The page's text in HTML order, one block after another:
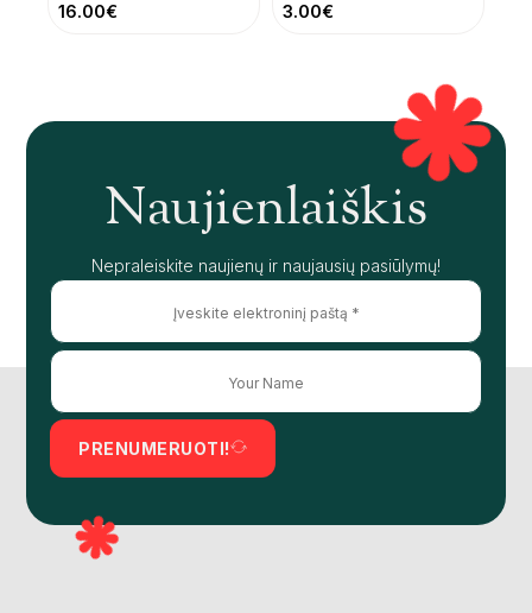
16.00€ 3.00€
Naujienlaiškis
Nepraleiskite naujienų ir naujausių pasiūlymų!
PRENUMERUOTI!